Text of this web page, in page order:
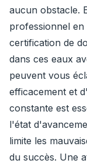
aucun obstacle.
professionnel
certification de
dans ces eaux
peuvent vous
efficacement et
constante est
l'état
limite les
du succès. Une